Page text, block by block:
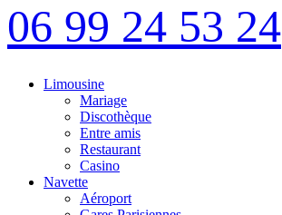
06 99 24 53 24
Limousine
Mariage
Discothèque
Entre amis
Restaurant
Casino
Navette
Aéroport